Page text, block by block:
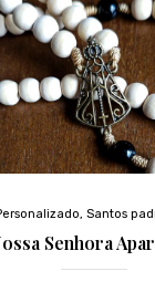
, Santos
Senhora